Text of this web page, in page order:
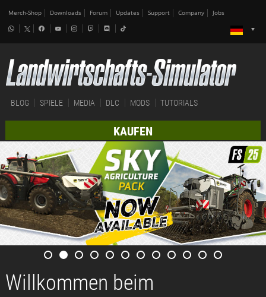
Merch-Shop Downloads Forum Updates Support Company Jobs
BLOG SPIELE MEDIA DLC MODS TUTORIALS
KAUFEN
Willkommen beim